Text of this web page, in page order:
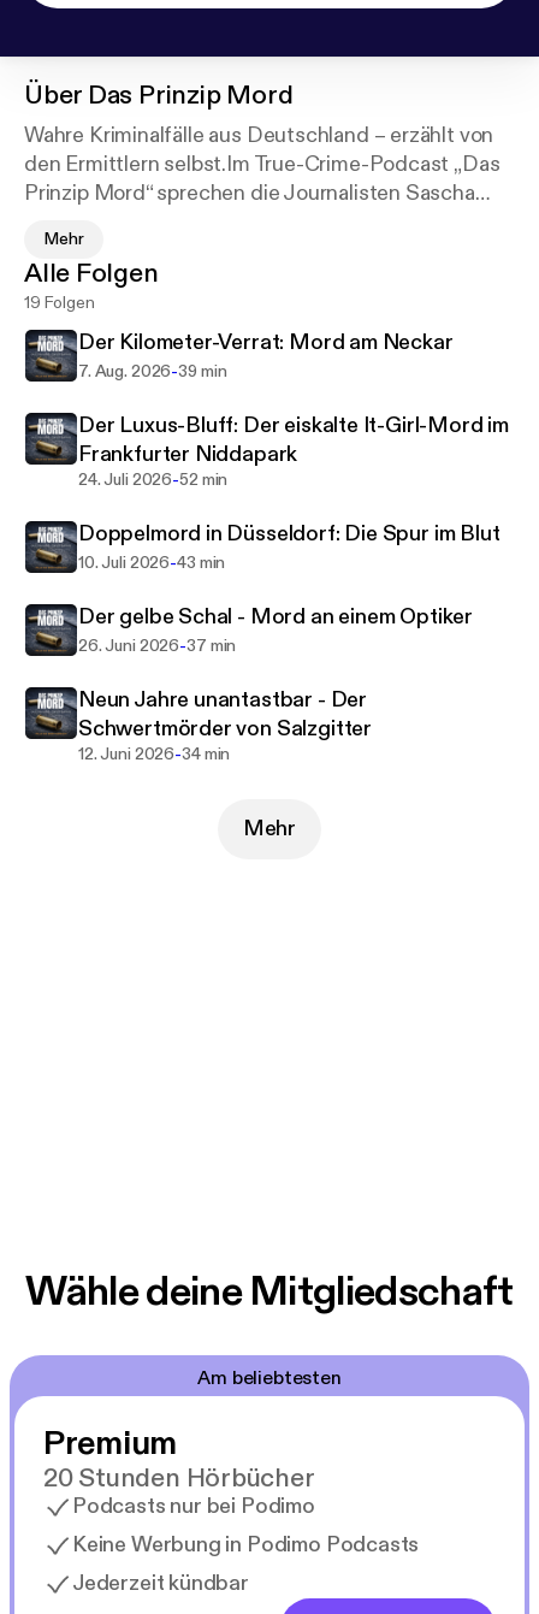
Über Das Prinzip Mord
Wahre Kriminalfälle aus Deutschland – erzählt von
den Ermittlern selbst.Im True-Crime-Podcast „Das
Prinzip Mord“ sprechen die Journalisten Sascha
Staatsanwälten und Kriminaltechnikern über reale
Kriminalfälle – und über die Entscheidungen,
Zweifel und Wendepunkte, die Ermittlungen in eine
bestimmte Richtung lenken.Viele der Fälle
schrieben deutsche Kriminalgeschichte:
überraschende Durchbrüche – und Ermittlungen,
die manchmal Jahrzehnte dauern.Sascha Lapp und
David Sarno arbeiten seit vielen Jahren als Autoren
und ZDFinfo. Für ihr Buch „Das Prinzip Mord“
(Emons Verlag) führten sie ausführliche Gespräche
mit Ermittlern aus ganz Deutschland. In diesem
Podcast holen sie diese Stimmen vor das
Mikrofon.Ein Podcast über Mordfälle,
Ermittlungsarbeit und die Frage:Wie kommt man
einem Täter auf die Spur?Neue Folgen regelmäßig.
Hosted on Acast. See acast.com/privacy for more
Mehr
Alle Folgen
19 Folgen
Der Kilometer-Verrat: Mord am Neckar
7. Aug. 2026-39 min
Der Luxus-Bluff: Der eiskalte It-Girl-Mord im
Frankfurter Niddapark
24. Juli 2026-52 min
Doppelmord in Düsseldorf: Die Spur im Blut
10. Juli 2026-43 min
Der gelbe Schal - Mord an einem Optiker
26. Juni 2026-37 min
Neun Jahre unantastbar - Der
Schwertmörder von Salzgitter
12. Juni 2026-34 min
Mehr
Wähle deine Mitgliedschaft
Am beliebtesten
Premium
20 Stunden Hörbücher
Podcasts nur bei Podimo
Keine Werbung in Podimo Podcasts
Jederzeit kündbar